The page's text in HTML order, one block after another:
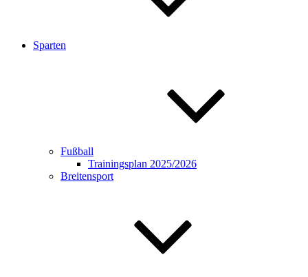
Sparten
Fußball
Trainingsplan 2025/2026
Breitensport